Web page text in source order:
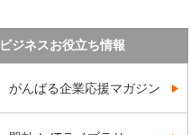
ビジネスお役立ち情報
がんばる企業応援マガジン